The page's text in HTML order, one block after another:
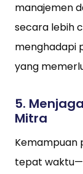
manajemen
secara lebih
menghadapi
yang
5.
Mitra
Kemampuan
tepat